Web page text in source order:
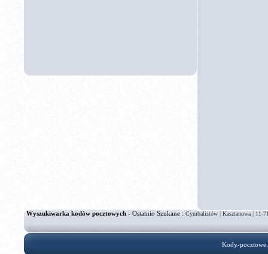
Wyszukiwarka kodów pocztowych - Ostatnio Szukane : Cymbalistów|Kasztanowa|11-
Kody-